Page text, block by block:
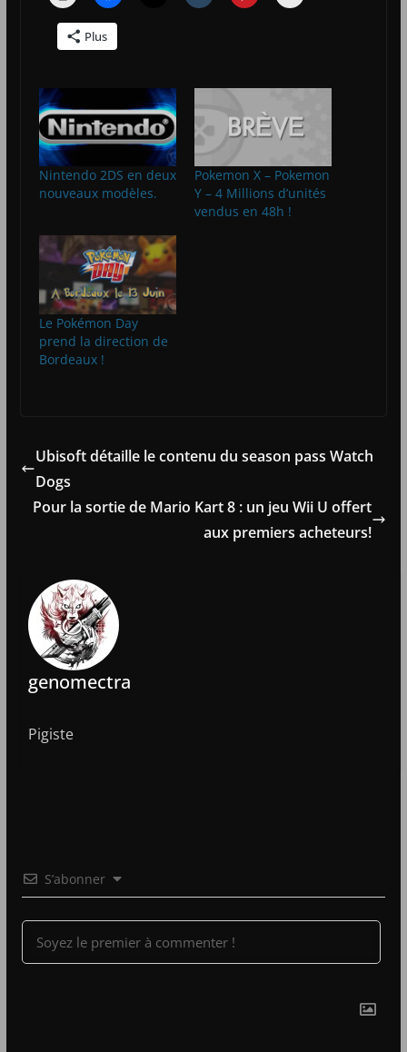
Plus
Nintendo 2DS en deux
nouveaux modèles.
Pokemon X – Pokemon
Y – 4 Millions d’unités
vendus en 48h !
Le Pokémon Day
prend la direction de
Bordeaux !
Ubisoft détaille le contenu du season pass Watch
Dogs
Pour la sortie de Mario Kart 8 : un jeu Wii U offert
aux premiers acheteurs!
genomectra
Pigiste
S’abonner